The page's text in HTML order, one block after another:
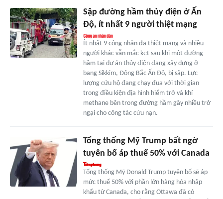
Sập đường hầm thủy điện ở Ấn
Độ, ít nhất 9 người thiệt mạng
Ít nhất 9 công nhân đã thiệt mạng và nhiều
người khác vẫn mắc kẹt sau khi một đường
hầm tại dự án thủy điện đang xây dựng ở
bang Sikkim, Đông Bắc Ấn Độ, bị sập. Lực
lượng cứu hộ đang chạy đua với thời gian
trong điều kiện địa hình hiểm trở và khí
methane bên trong đường hầm gây nhiều trở
ngại cho công tác cứu nạn.
Tổng thống Mỹ Trump bất ngờ
tuyên bố áp thuế 50% với Canada
Tổng thống Mỹ Donald Trump tuyên bố sẽ áp
mức thuế 50% với phần lớn hàng hóa nhập
khẩu từ Canada, cho rằng Ottawa đã có